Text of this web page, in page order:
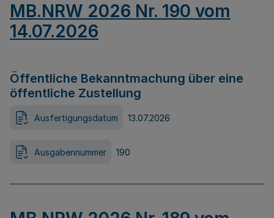
MB.NRW 2026 Nr. 190 vom
14.07.2026
Öffentliche Bekanntmachung über eine
öffentliche Zustellung
Ausfertigungsdatum 13.07.2026
Ausgabennummer 190